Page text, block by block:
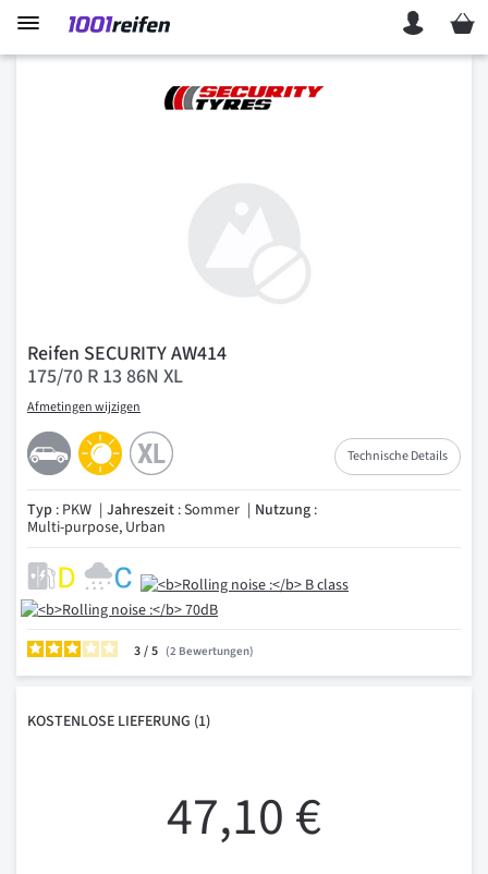
Mein
Reifen SECURITY AW414
175/70 R 13 86N XL
Afmetingen wijzigen
Technische Details
Typ : PKW Jahreszeit : Sommer Nutzung :
Multi-purpose, Urban
3/ 2 Bewertungen
KOSTENLOSE LIEFERUNG (1)
47,10 €